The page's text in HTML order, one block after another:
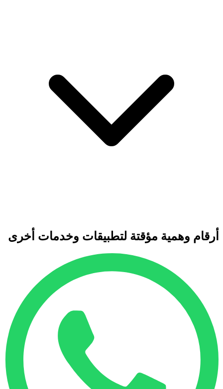
أرقام وهمية مؤقتة لتطبيقات وخدمات أخرى